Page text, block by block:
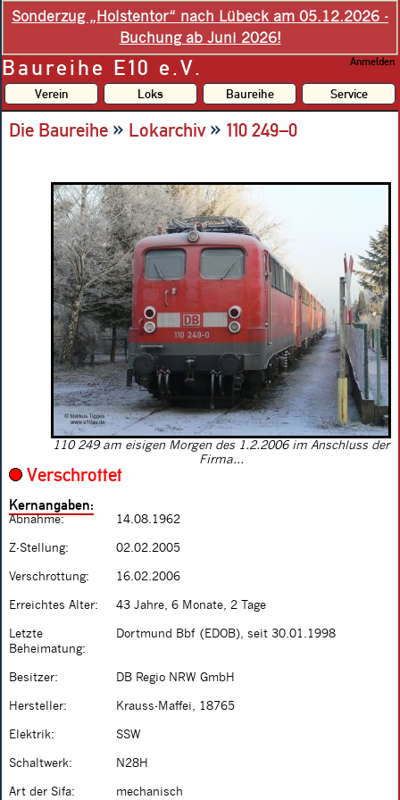
Sonderzug „Holstentor“ nach Lübeck am 05.12.2026 -
Buchung ab Juni 2026!
Baureihe E10 e.V. Anmelden
Verein Loks Baureihe Service
Die Baureihe » Lokarchiv» 110 249–0
110 249 am eisigen Morgen des 1.2.2006 im Anschluss der
Firma...
Verschrottet
Kernangaben:
Abnahme: 14.08.1962
Z-Stellung: 02.02.2005
Verschrottung: 16.02.2006
Erreichtes Alter: 43 Jahre, 6 Monate, 2 Tage
Letzte
Beheimatung:
Dortmund Bbf (EDOB), seit 30.01.1998
Besitzer: DB Regio NRW GmbH
Hersteller: Krauss-Maffei, 18765
Elektrik: SSW
Schaltwerk: N28H
Art der Sifa: mechanisch